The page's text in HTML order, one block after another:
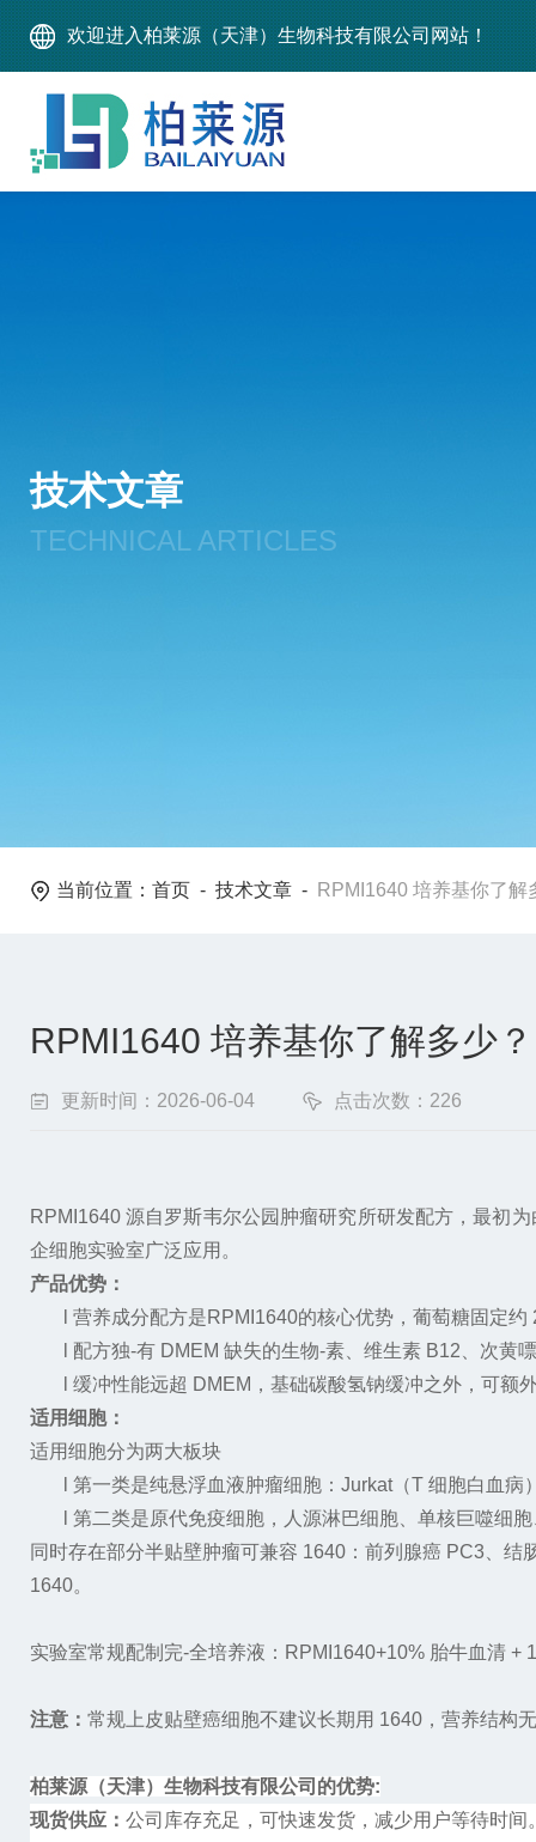
欢迎进入柏莱源（天津）生物科技有限公司网站！
技术文章
TECHNICAL ARTICLES
当前位置： 首页 - 技术文章 - RPMI1640 培养基你了解
RPMI1640 培养基你了解多少？
更新时间：2026-06-04 点击次数：226
RPMI1640源自罗斯韦尔公园肿瘤研究所研发配方，最初
企细胞实验室广泛应用。
产品优势：
营养成分配方是RPMI1640的核心优势，葡萄糖固定约
配方独-有 DMEM 缺失的生物-素、维生素 B12 、次黄
缓冲性能远超 DMEM ，基础碳酸氢钠缓冲之外，可额
适用细胞：
适用细胞分为两大板块
第一类是纯悬浮血液肿瘤细胞： Jurkat（T 细胞白血病
第二类是原代免疫细胞，人源淋巴细胞、单核巨噬细
同时存在部分半贴壁肿瘤可兼容 1640 ：前列腺癌 PC3 、结
1640。
实验室常规配制完-全培养液： RPMI1640+10% 胎牛血清 +
注意： 常规上皮贴壁癌细胞不建议长期用 1640 ，营养结构
柏莱源（天津）生物科技有限公司的优势:
现货供应： 公司库存充足，可快速发货，减少用户等待时间